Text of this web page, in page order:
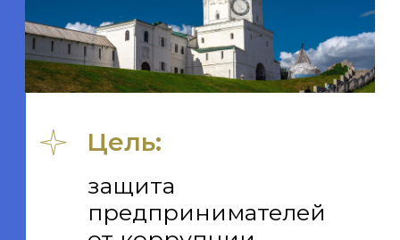
Общественных
процедур» «Бизнес
против коррупции»
в Республике
Схема работы
центра